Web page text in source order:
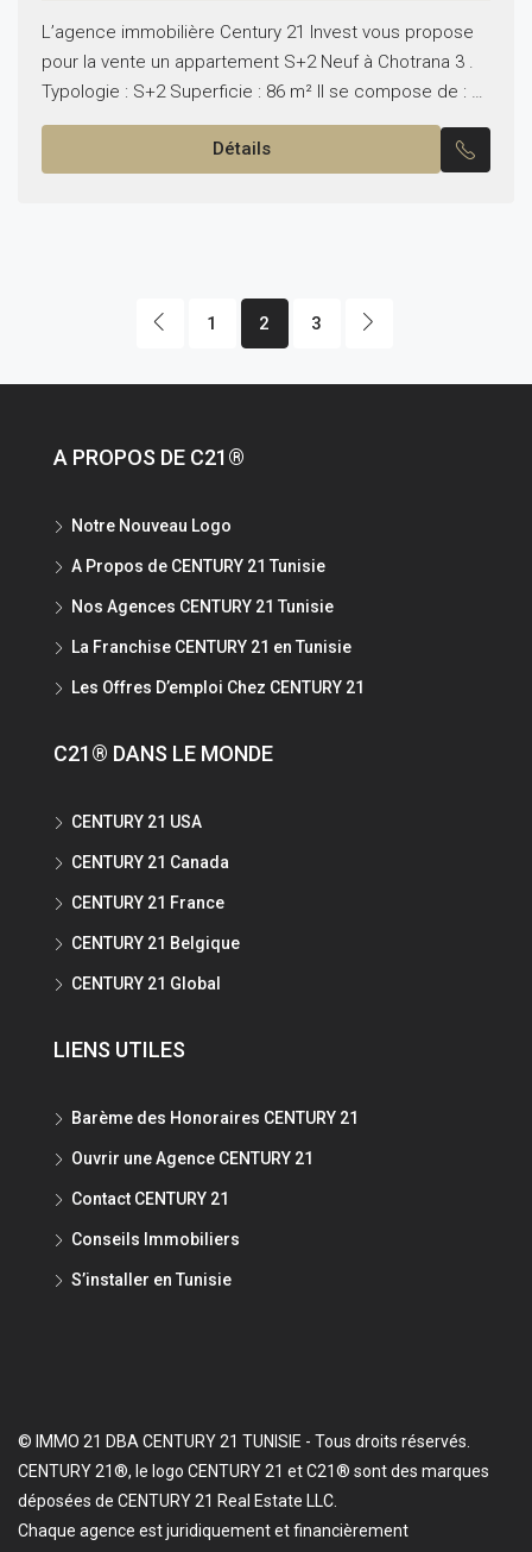
L’agence immobilière Century 21 Invest vous propose
pour la vente un appartement S+2 Neuf à Chotrana 3 .
Typologie : S+2 Superficie : 86 m² Il se compose de : –
Salon...
Détails
1 2 3
A PROPOS DE C21®
Notre Nouveau Logo
A Propos de CENTURY 21 Tunisie
Nos Agences CENTURY 21 Tunisie
La Franchise CENTURY 21 en Tunisie
Les Offres D’emploi Chez CENTURY 21
C21® DANS LE MONDE
CENTURY 21 USA
CENTURY 21 Canada
CENTURY 21 France
CENTURY 21 Belgique
CENTURY 21 Global
LIENS UTILES
Barème des Honoraires CENTURY 21
Ouvrir une Agence CENTURY 21
Contact CENTURY 21
Conseils Immobiliers
S’installer en Tunisie
© IMMO 21 DBA CENTURY 21 TUNISIE - Tous droits réservés.
CENTURY 21®, le logo CENTURY 21 et C21® sont des marques
déposées de CENTURY 21 Real Estate LLC.
Chaque agence est juridiquement et financièrement